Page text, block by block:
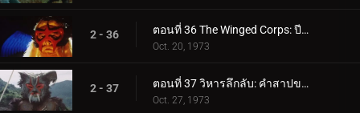
2 - 36 ตอนที่ 36 The Winged Corps: ปีศาจแห่งท้องฟ้า
Oct. 20, 1973
2 - 37 ตอนที่ 37 วิหารลึกลับ: คำสาปของตระกูลมูซาซาบิ
Oct. 27, 1973